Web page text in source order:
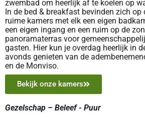
zwembad om heerlijk af te koelen op
In de bed & breakfast bevinden zich op
ruime kamers met elk een eigen
een eigen ingang en een ruim op de
panoramaterras voor
gasten. Hier kun je overdag heerlijk in
avonds genieten van de
en de Monviso.
Bekijk onze kamers
Gezelschap – Beleef - Puur